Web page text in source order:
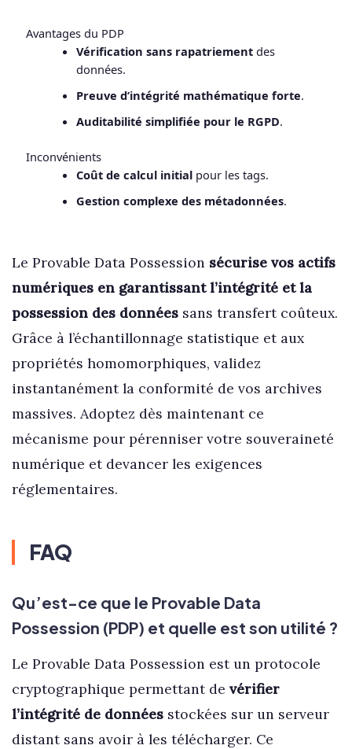
Avantages du PDP
Vérification sans rapatriementdes
données.
Preuve d’intégrité mathématique forte.
Auditabilité simplifiée pour le RGPD.
Inconvénients
Coût de calcul initialpour les tags.
Gestion complexe des métadonnées.
Le Provable Data Possession sécurise vos actifs
numériques en garantissant l’intégrité et la
possession des donnéessans transfert coûteux.
Grâce à l’échantillonnage statistique et aux
propriétés homomorphiques, validez
instantanément la conformité de vos archives
massives. Adoptez dès maintenant ce
mécanisme pour pérenniser votre souveraineté
numérique et devancer les exigences
réglementaires.
FAQ
Qu’est-ce que le Provable Data
Possession (PDP) et quelle est son utilité ?
Le Provable Data Possession est un protocole
cryptographique permettant de vérifier
l’intégrité de donnéesstockées sur un serveur
distant sans avoir à les télécharger. Ce